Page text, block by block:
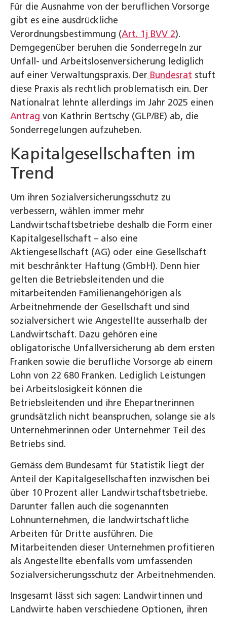
Für die Ausnahme von der beruflichen Vorsorge
gibt es eine ausdrückliche
Verordnungsbestimmung (Art. 1j BVV 2).
Demgegenüber beruhen die Sonderregeln zur
Unfall- und Arbeitslosenversicherung lediglich
auf einer Verwaltungspraxis. Der Bundesrat stuft
diese Praxis als rechtlich problematisch ein. Der
Nationalrat lehnte allerdings im Jahr 2025 einen
Antrag von Kathrin Bertschy (GLP/BE) ab, die
Sonderregelungen aufzuheben.
Kapitalgesellschaften im
Trend
Um ihren Sozialversicherungsschutz zu
verbessern, wählen immer mehr
Landwirtschaftsbetriebe deshalb die Form einer
Kapitalgesellschaft – also eine
Aktiengesellschaft (AG) oder eine Gesellschaft
mit beschränkter Haftung (GmbH). Denn hier
gelten die Betriebsleitenden und die
mitarbeitenden Familienangehörigen als
Arbeitnehmende der Gesellschaft und sind
sozialversichert wie Angestellte ausserhalb der
Landwirtschaft. Dazu gehören eine
obligatorische Unfallversicherung ab dem ersten
Franken sowie die berufliche Vorsorge ab einem
Lohn von 22 680 Franken. Lediglich Leistungen
bei Arbeitslosigkeit können die
Betriebsleitenden und ihre Ehepartnerinnen
grundsätzlich nicht beanspruchen, solange sie als
Unternehmerinnen oder Unternehmer Teil des
Betriebs sind.
Gemäss dem Bundesamt für Statistik liegt der
Anteil der Kapitalgesellschaften inzwischen bei
über 10 Prozent aller Landwirtschaftsbetriebe.
Darunter fallen auch die sogenannten
Lohnunternehmen, die landwirtschaftliche
Arbeiten für Dritte ausführen. Die
Mitarbeitenden dieser Unternehmen profitieren
als Angestellte ebenfalls vom umfassenden
Sozialversicherungsschutz der Arbeitnehmenden.
Insgesamt lässt sich sagen: Landwirtinnen und
Landwirte haben verschiedene Optionen, ihren